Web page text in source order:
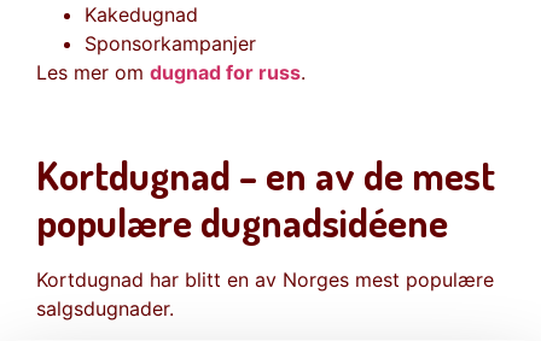
Kakedugnad
Sponsorkampanjer
Les mer om dugnad for russ.
Kortdugnad – en av de mest
populære dugnadsidéene
Kortdugnad har blitt en av Norges mest populære
salgsdugnader.